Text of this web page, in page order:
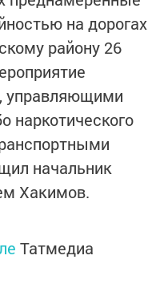
на дорогах
району 26
управляющими
наркотического
начальник
Хакимов.
Татмедиа